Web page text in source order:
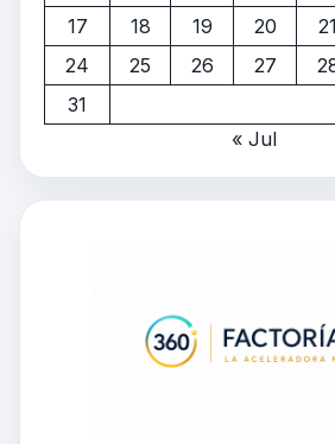
17
18 19 20 21
24
25 26 27
31
« Jul